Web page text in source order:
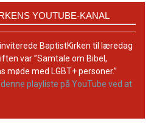
YOUTUBE-KANAL
BaptistKirken til læredag
var ”Samtale om Bibel,
møde med LGBT+ personer.”
playliste på YouTube ved at